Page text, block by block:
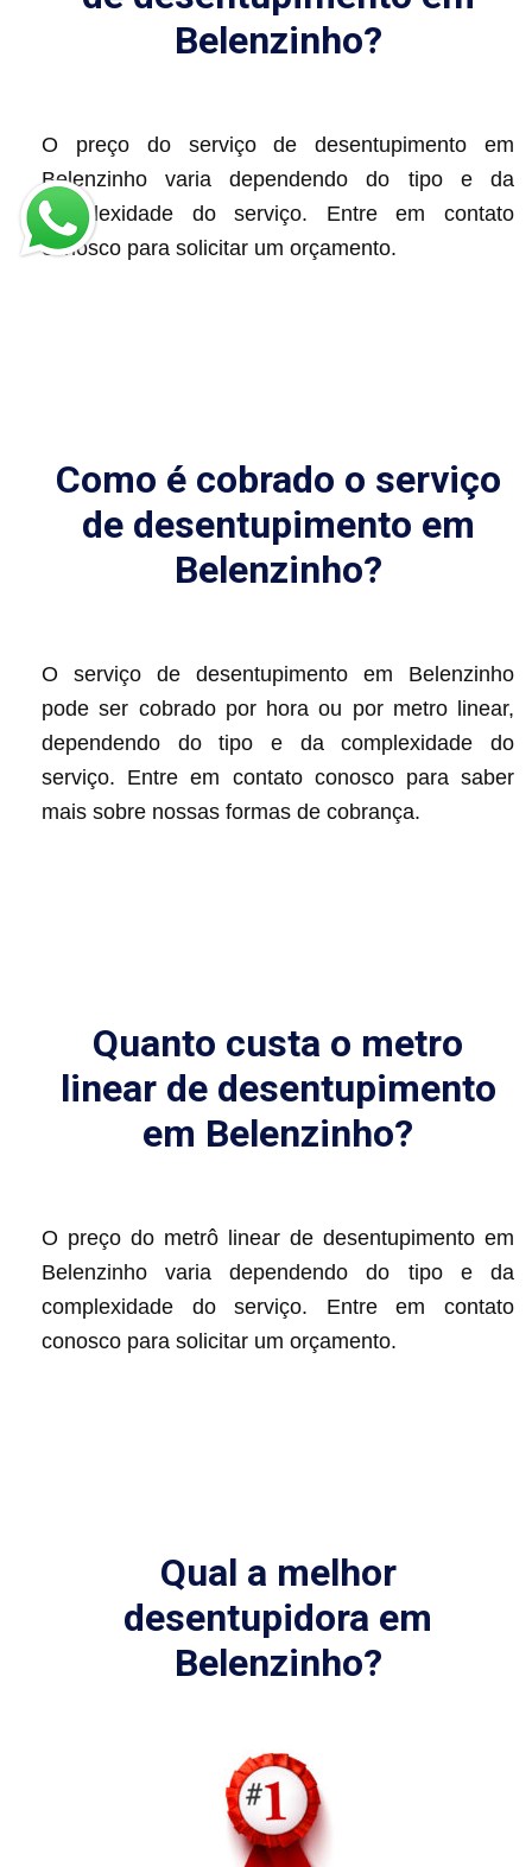
Belenzinho?
O preço do serviço de desentupimento em
Belenzinho varia dependendo do tipo e da
complexidade do serviço. Entre em contato
conosco para solicitar um orçamento.
Como é cobrado o serviço
de desentupimento em
Belenzinho?
O serviço de desentupimento em Belenzinho
pode ser cobrado por hora ou por metro linear,
dependendo do tipo e da complexidade do
serviço. Entre em contato conosco para saber
mais sobre nossas formas de cobrança.
Quanto custa o metro
linear de desentupimento
em Belenzinho?
O preço do metrô linear de desentupimento em
Belenzinho varia dependendo do tipo e da
complexidade do serviço. Entre em contato
conosco para solicitar um orçamento.
Qual a melhor
desentupidora em
Belenzinho?